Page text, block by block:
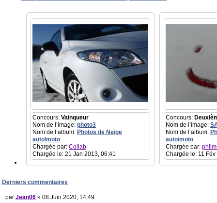
Concours: Vainqueur
Nom de l’image: photo3
Nom de l’album: Photos de Neige
auto/moto
Chargée par: Collab
Chargée le: 21 Jan 2013, 06:41
Concours:
Nom de l’image:
Nom de l’album:
auto/moto
Chargée par:
Chargée le: 11
Derniers commentaires
par Jean06 » 08 Juin 2020, 14:49